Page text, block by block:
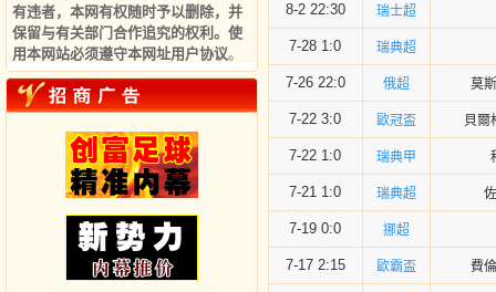
有违者，本网有权随时予以删除，并
保留与有关部门合作追究的权利。使
用本网站必须遵守本网址用户协议。
8-2 22:30 瑞士超
7-28 1:0 瑞典超
7-26 22:0 俄超 莫
7-22 3:0 歐冠盃 貝爾
7-22 1:0 瑞典甲
7-21 1:0 瑞典超
7-19 0:0 挪超
7-17 2:15 歐霸盃 費